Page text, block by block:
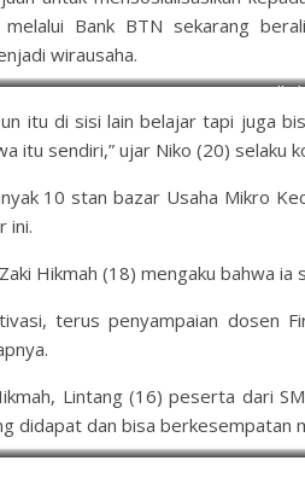
Bank BTN sekarang
wirausaha.
itu di sisi lain belajar tapi juga
itu sendiri,” ujar Niko (20) selaku
10 stan bazar Usaha Mikro
ini.
Hikmah (18) mengaku bahwa
terus penyampaian dosen
Lintang (16) peserta dari
didapat dan bisa berkesempatan
Lintang-